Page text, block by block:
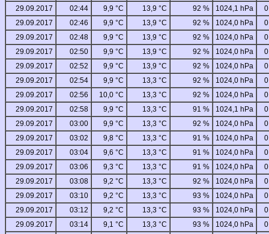
29.09.2017
02:44 9,9 °C 13,9 °C 92 % 1024,1 hPa
29.09.2017
02:46 9,9 °C 13,9 °C 92 % 1024,0 hPa
29.09.2017
02:48 9,9 °C 13,9 °C 92 % 1024,0 hPa
29.09.2017
02:50 9,9 °C 13,9 °C 92 % 1024,0 hPa
29.09.2017
02:52 9,9 °C 13,9 °C 92 % 1024,0 hPa
29.09.2017
02:54 9,9 °C 13,3 °C 92 % 1024,0 hPa
29.09.2017
02:56 10,0 °C 13,3 °C 92 % 1024,0 hPa
29.09.2017
02:58 9,9 °C 13,3 °C 91 % 1024,1 hPa
29.09.2017
03:00 9,9 °C 13,3 °C 92 % 1024,0 hPa
29.09.2017
03:02 9,8 °C 13,3 °C 91 % 1024,0 hPa
29.09.2017
03:04 9,6 °C 13,3 °C 91 % 1024,0 hPa
29.09.2017
03:06 9,3 °C 13,3 °C 91 % 1024,0 hPa
29.09.2017
03:08 9,2 °C 13,3 °C 92 % 1024,0 hPa
29.09.2017
03:10 9,2 °C 13,3 °C 93 % 1024,0 hPa
29.09.2017
03:12 9,2 °C 13,3 °C 93 % 1024,0 hPa
29.09.2017
03:14 9,1 °C 13,3 °C 93 % 1024,0 hPa